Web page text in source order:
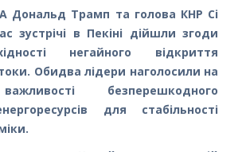
Дональд Трамп та голова КНР Сі
зустрічі в Пекіні дійшли згоди
негайного відкриття
Обидва лідери наголосили на
безперешкодного
для стабільності